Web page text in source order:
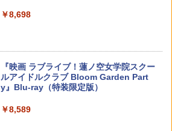
テーブルモード専用 ポータブルUSBハブ
ndo Switch 2 Edition(【早期購入封入
【特典】AKIBA LOST PS5版(【初回封
入特典】ゲーム内デジタルアイテム（特
典スチル画像）)
￥5,507
NewスーパーマリオブラザーズWii ノコ
￥1,218
E【予約特典】武器パーツ「ラクーン
【楽天ブックス限定連動購入特典】『無
職転生3 ～異世界行ったら本気だす～』
Chapter 1 (初回生産限定版)【Blu-ray】
(描き下ろしアクリルスタンド(描き下ろ
しキャラクター：シルフィエット・グレ
ニンテンドープリペイド番号 9000円|オ
ンラインコード版
￥9,000
￥11,849
トローラー ミッドナイト ブラック(CFI-
ZCT2J01)
【純正品】Xbox ワイヤレス コントロー
ラー + USB-C® ケーブル
￥8,698
『映画 ラブライブ！蓮ノ空女学院スクー
ルアイドルクラブ Bloom Garden Part
y』Blu-ray（特装限定版）
￥8,589